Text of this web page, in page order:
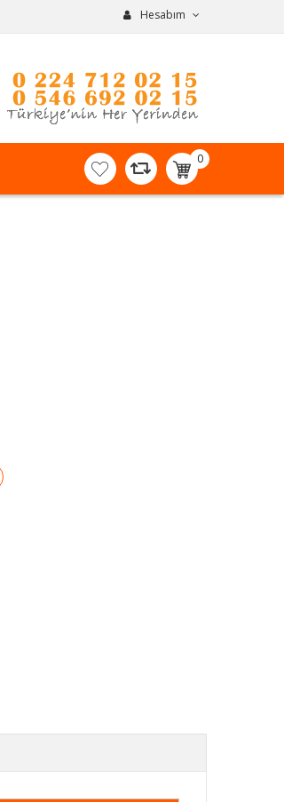
Hesabım
0
item(s)
-